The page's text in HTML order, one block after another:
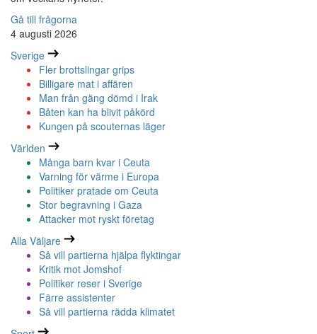
Gå till frågorna
4 augusti 2026
Sverige
Fler brottslingar grips
Billigare mat i affären
Man från gäng dömd i Irak
Båten kan ha blivit påkörd
Kungen på scouternas läger
Världen
Många barn kvar i Ceuta
Varning för värme i Europa
Politiker pratade om Ceuta
Stor begravning i Gaza
Attacker mot ryskt företag
Alla Väljare
Så vill partierna hjälpa flyktingar
Kritik mot Jomshof
Politiker reser i Sverige
Färre assistenter
Så vill partierna rädda klimatet